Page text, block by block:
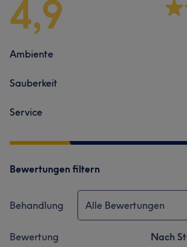
4,9
Ambiente
Sauberkeit
Service
Bewertungen filtern
Behandlung Alle Bewertungen
Bewertung Nach